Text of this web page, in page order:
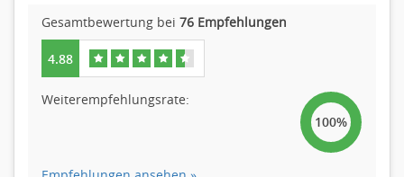
Gesamtbewertung bei 76 Empfehlungen
4.88
Weiterempfehlungsrate:
100%